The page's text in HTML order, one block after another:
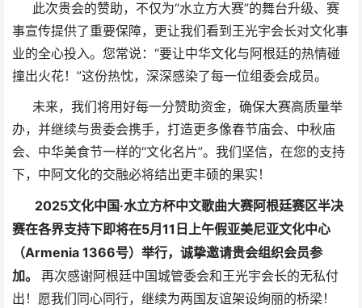
此次贵会的赞助，不仅为“水立方大赛”的舞台升级、赛
事宣传提供了重要保障，更让我们看到王光宇会长对文化事
业的全心投入。您常说：“要让中华文化与阿根廷的热情碰
撞出火花！”这份热忱，深深感染了每一位组委会成员。
未来，我们将用好每一分赞助资金，确保大赛高质量举
办，并继续与贵委会携手，打造更多像春节庙会、中秋庙
会、中华美食节一样的“文化名片”。我们坚信，在您的支持
下，中阿文化的交融必将结出更丰硕的果实！
2025文化中国·水立方杯中文歌曲大赛阿根廷赛区半决
赛在各界支持下即将在5月11日上午假亚美尼亚文化中心
（Armenia 1366号）举行，诚挚邀请贵会组织会员参
加。 再次感谢阿根廷中国城管委会和王光宇会长的无私付
出！愿我们同心同行，继续为两国友谊架设绚丽的桥梁！